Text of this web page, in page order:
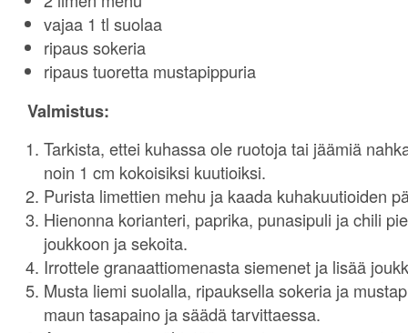
vajaa 1 tl suolaa
ripaus sokeria
ripaus tuoretta mustapippuria
Valmistus:
Tarkista, ettei kuhassa ole ruotoja tai jäämiä
noin 1 cm kokoisiksi kuutioiksi.
Purista limettien mehu ja kaada kuhakuutioiden
Hienonna korianteri, paprika, punasipuli ja chili
joukkoon ja sekoita.
Irrottele granaattiomenasta siemenet ja lisää
Musta liemi suolalla, ripauksella sokeria ja
maun tasapaino ja säädä tarvittaessa.